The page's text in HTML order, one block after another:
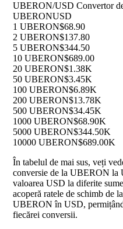
UBERON/USD Convertor
UBERONUSD
1 UBERON$68.90
2 UBERON$137.80
5 UBERON$344.50
10 UBERON$689.00
20 UBERON$1.38K
50 UBERON$3.45K
100 UBERON$6.89K
200 UBERON$13.78K
500 UBERON$34.45K
1000 UBERON$68.90K
5000 UBERON$344.50K
10000 UBERON$689.00K
În tabelul de mai sus, veți
conversie de la UBERON la
valoarea USD la diferite
acoperă ratele de schimb de
UBERON în USD,
fiecărei conversii.